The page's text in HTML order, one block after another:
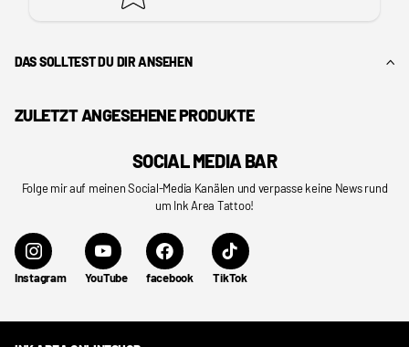
DAS SOLLTEST DU DIR ANSEHEN
ZULETZT ANGESEHENE PRODUKTE
SOCIAL MEDIA BAR
Folge mir auf meinen Social-Media Kanälen und verpasse keine News rund
um Ink Area Tattoo!
Instagram YouTube facebook TikTok